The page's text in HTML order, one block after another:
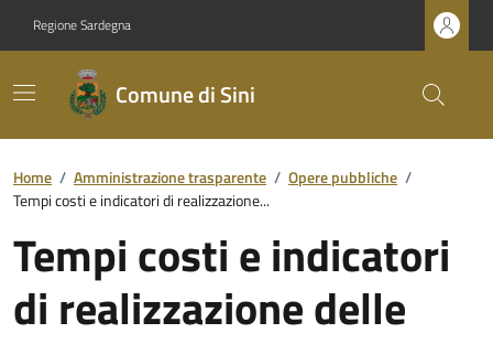
Regione Sardegna
Comune di Sini
Home / Amministrazione trasparente / Opere pubbliche /
Tempi costi e indicatori di realizzazione...
Tempi costi e indicatori
di realizzazione delle